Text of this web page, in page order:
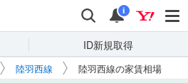
検索 通知
i
ID新規取得
陸羽西線 陸羽西線の家賃相場